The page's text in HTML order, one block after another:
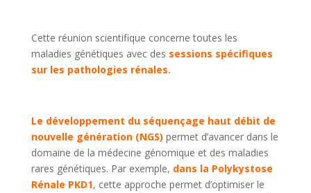
Cette réunion scientifique concerne toutes les
maladies génétiques avec des sessions spécifiques
sur les pathologies rénales.
Le développement du séquençage haut débit de
nouvelle génération (NGS) permet d’avancer dans le
domaine de la médecine génomique et des maladies
rares génétiques. Par exemple, dans la Polykystose
Rénale PKD1, cette approche permet d’optimiser le